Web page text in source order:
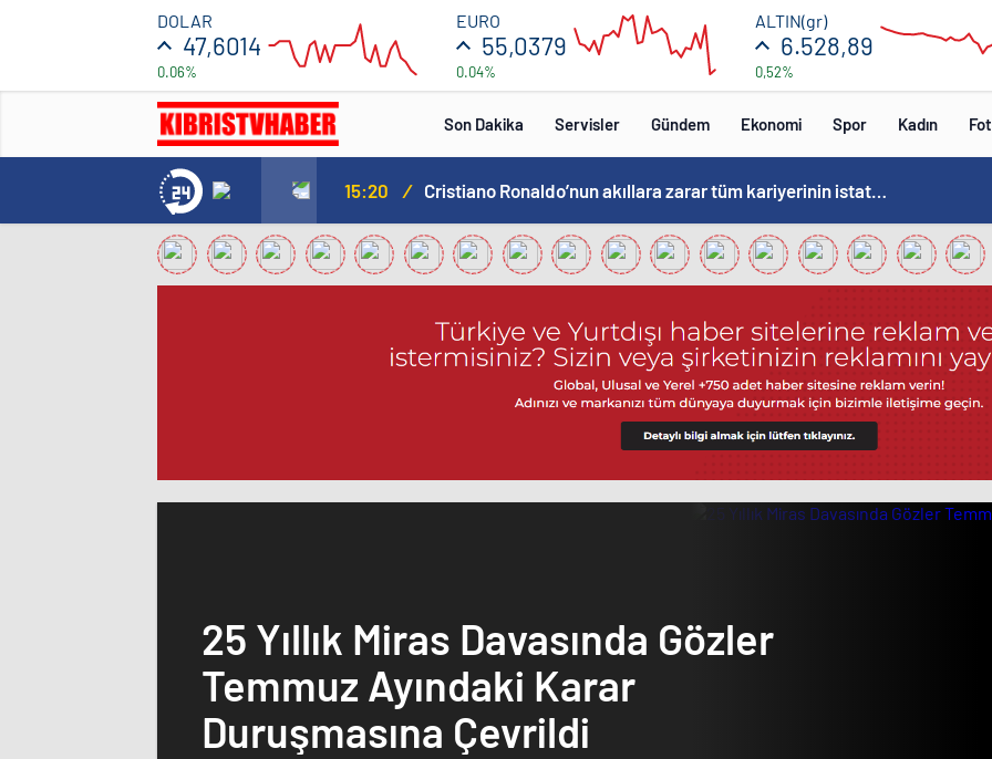
DOLAR
47,6014
0.06%
12:00
EURO
55,0379
0.04%
12:00
ALTIN(gr)
6.528,89
0,52%
12:00
Son Dakika Servisler Gündem Ekonomi Spor Kadın
Norweç silahlı kuvvetleri kadınlardan oluşan özel kuvvetler eğitimlerini başlattı. 15:20 / Cristiano Ronaldo’nun akıllara zarar tüm kariyerinin istatistiğini çıkardık !
25 Yıllık Miras Davasında Gözler
Temmuz Ayındaki Karar
Duruşmasına Çevrildi